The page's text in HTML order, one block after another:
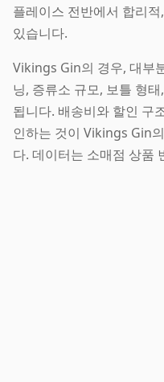
플레이스 전반에서 합리
있습니다.
Vikings Gin의 경우, 대부
닝, 증류소 규모, 보틀 형
됩니다. 배송비와 할인 구
인하는 것이 Vikings Gin
다. 데이터는 소매점 상품